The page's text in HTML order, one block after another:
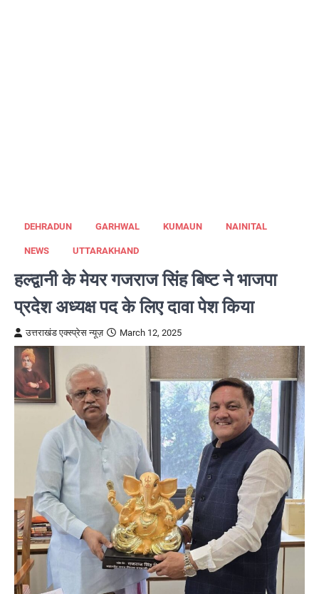
DEHRADUN GARHWAL KUMAUN NAINITAL
NEWS UTTARAKHAND
हल्द्वानी के मेयर गजराज सिंह बिष्ट ने भाजपा
प्रदेश अध्यक्ष पद के लिए दावा पेश किया
उत्तराखंड एक्स्प्रेस न्यूज़ March 12, 2025